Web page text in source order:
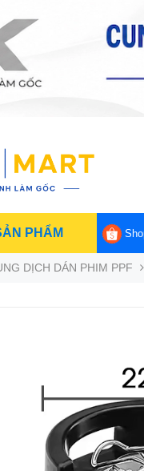
PHẨM
DỊCH DÁN PHIM PPF